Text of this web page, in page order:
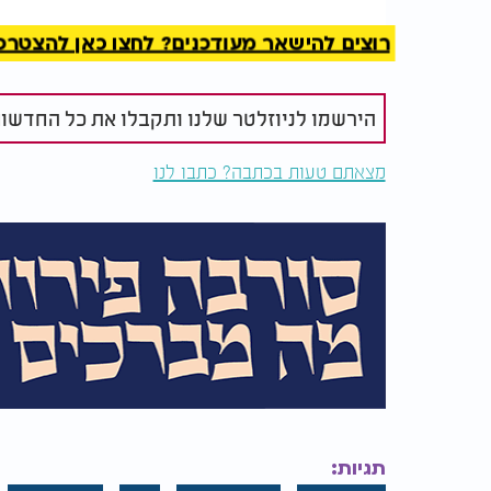
זלמן
"אנא ה' זכני למידת השפלות והענוה שחס
ואעבוד אותך בתמימות.
"ותיתן לי ברחמיך הטהורה יראת - שמים
"וזכני להיות מאלה שמקדשים את שמך בעולם
בביטול מוחלט. אנא ה' ברחמיך הרבים תיתן
ותצילני מן הייסורים אפילו שהם באים לכפר
בייסורים שבתורה בדביקות ובעמל, שאהיה
לעבוד אותך אמן.
"ותשלח רפואה שלימה לכל חולי עמך בית
(מקורות: "הצדיקים חיים", ספר אור הגליל)
רוצים להישאר מעודכנים? לחצו כאן להצטרפות
הירשמו לניוזלטר שלנו ותקבלו את כל
מצאתם טעות בכתבה? כתבו לנו
תגיות: